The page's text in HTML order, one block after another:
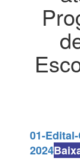
01-
2024